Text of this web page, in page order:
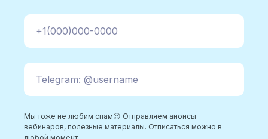
+1(000)000-0000
Telegram: @username
Мы тоже не любим спам😉 Отправляем анонсы
вебинаров, полезные материалы. Отписаться можно в